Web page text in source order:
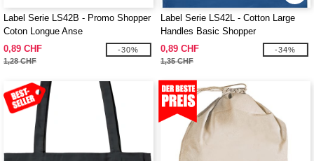
Label Serie LS42B - Promo Shopper
Coton Longue Anse
0,89 CHF
1,28 CHF
-30%
Label Serie LS42L - Cotton Large
Handles Basic Shopper
0,89 CHF
1,35 CHF
-34%